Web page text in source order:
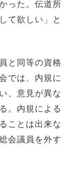
った。伝道所
て欲しい」と
と同等の資格
では、内規に
、意見が異な
。内規による
ことは出来な
会議員を外す